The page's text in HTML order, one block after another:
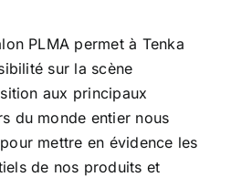
PLMA permet à Tenka
sur la scène
aux principaux
du monde entier nous
mettre en évidence les
de nos produits et